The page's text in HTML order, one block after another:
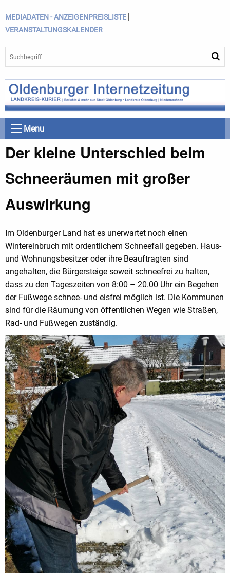
MEDIADATEN - ANZEIGENPREISLISTE |
VERANSTALTUNGSKALENDER
Menu
Der kleine Unterschied beim
Schneeräumen mit großer
Auswirkung
Im Oldenburger Land hat es unerwartet noch einen
Wintereinbruch mit ordentlichem Schneefall gegeben. Haus-
und Wohnungsbesitzer oder ihre Beauftragten sind
angehalten, die Bürgersteige soweit schneefrei zu halten,
dass zu den Tageszeiten von 8:00 – 20.00 Uhr ein Begehen
der Fußwege schnee- und eisfrei möglich ist. Die Kommunen
sind für die Räumung von öffentlichen Wegen wie Straßen,
Rad- und Fußwegen zuständig.